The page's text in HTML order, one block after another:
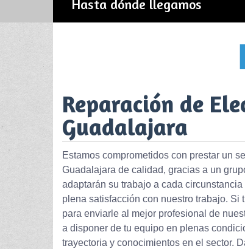
Hasta dónde llegamos
Reparación de
Guadalajara
Estamos comprometidos con prestar un
Guadalajara de calidad, gracias a un
adaptarán su trabajo a cada
plena satisfacción con nuestro trabajo.
para enviarle al mejor profesional de
a disponer de tu equipo en plenas
trayectoria y conocimientos en el sector.